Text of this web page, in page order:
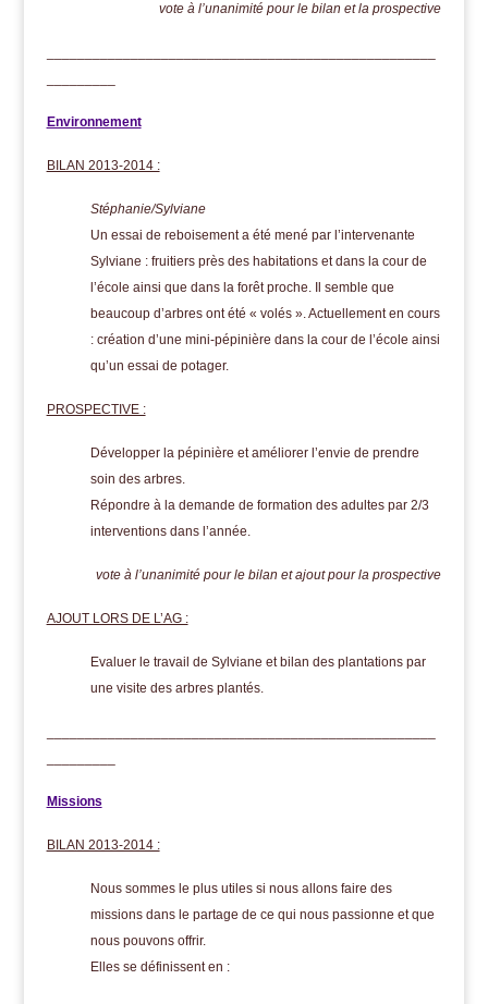
vote à l’unanimité pour le bilan et la prospective
Environnement
BILAN 2013-2014 :
Stéphanie/Sylviane
Un essai de reboisement a été mené par l’intervenante
Sylviane : fruitiers près des habitations et dans la cour de
l’école ainsi que dans la forêt proche. Il semble que
beaucoup d’arbres ont été « volés ». Actuellement en cours
: création d’une mini-pépinière dans la cour de l’école ainsi
qu’un essai de potager.
PROSPECTIVE :
Développer la pépinière et améliorer l’envie de prendre
soin des arbres.
Répondre à la demande de formation des adultes par 2/3
interventions dans l’année.
vote à l’unanimité pour le bilan et ajout pour la prospective
AJOUT LORS DE L’AG :
Evaluer le travail de Sylviane et bilan des plantations par
une visite des arbres plantés.
Missions
BILAN 2013-2014 :
Nous sommes le plus utiles si nous allons faire des
missions dans le partage de ce qui nous passionne et que
nous pouvons offrir.
Elles se définissent en :